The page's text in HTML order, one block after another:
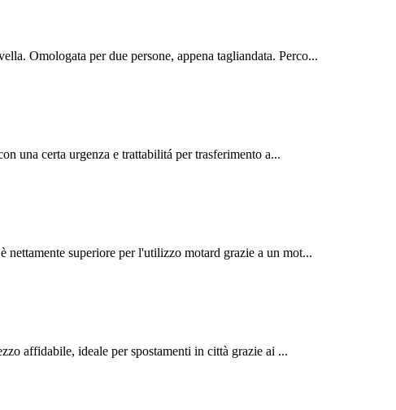
Omologata per due persone, appena tagliandata. Perco...
una certa urgenza e trattabilitá per trasferimento a...
superiore per l'utilizzo motard grazie a un mot...
affidabile, ideale per spostamenti in città grazie ai ...